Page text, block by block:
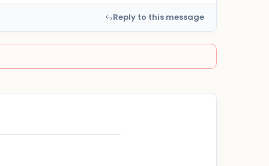
Reply to this message